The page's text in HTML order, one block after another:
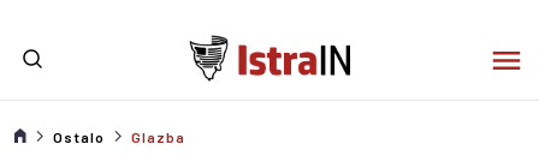
Ostalo Glazba